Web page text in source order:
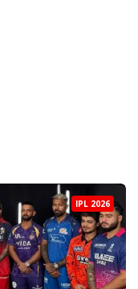
IPL 2026